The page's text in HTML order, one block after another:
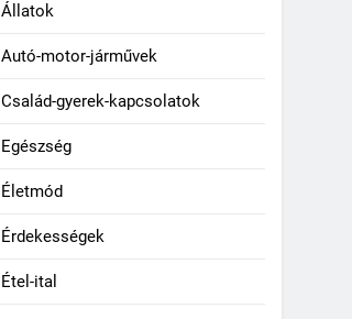
Állatok
Autó-motor-járművek
Család-gyerek-kapcsolatok
Egészség
Életmód
Érdekességek
Étel-ital